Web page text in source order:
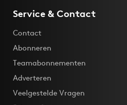
Service & Contact
Contact
Abonneren
Teamabonnementen
Adverteren
Veelgestelde Vragen